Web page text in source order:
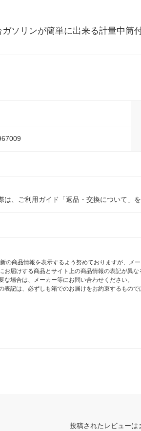
ソリンが簡単に出来る計量中筒
は、ご利用ガイド「返品・交換について」
の商品情報を表示するよう努めておりますが、
お届けする商品とサイト上の商品情報の表記が異
場合は、メーカー等にお問い合わせください。
表記は、必ずしも箱でのお届けをお約束するもの
投稿されたレビューは